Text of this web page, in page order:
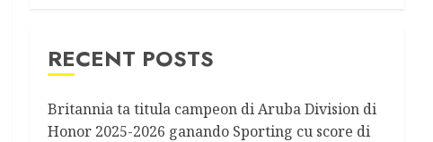
RECENT POSTS
Britannia ta titula campeon di Aruba Division di
Honor 2025-2026 ganando Sporting cu score di